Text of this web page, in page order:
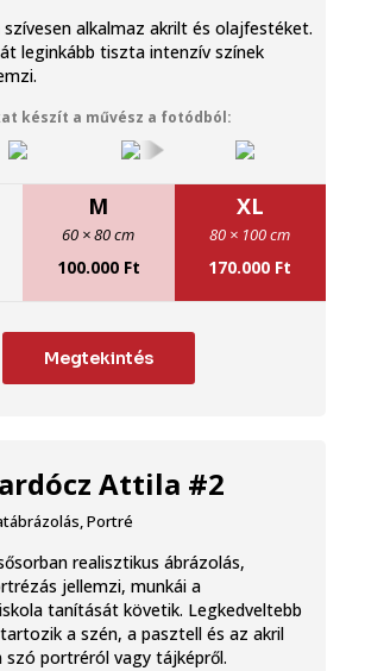
alkalmaz akrilt és olajfestéket.
leginkább tiszta intenzív színek
készít a művész a fotódból:
M
60 × 80 cm
100.000 Ft
XL
80 × 100 cm
170.000 Ft
Megtekintés
Attila #2
,Portré
realisztikus ábrázolás,
jellemzi, munkái a
tanítását követik. Legkedveltebb
a szén, a pasztell és az akril
szó portréról vagy tájképről.